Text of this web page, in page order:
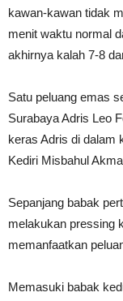
kawan-kawan tidak
menit waktu normal
akhirnya kalah 7-8
Satu peluang emas
Surabaya Adris Leo
keras Adris di dalam
Kediri Misbahul
Sepanjang babak
melakukan pressing
memanfaatkan
Memasuki babak